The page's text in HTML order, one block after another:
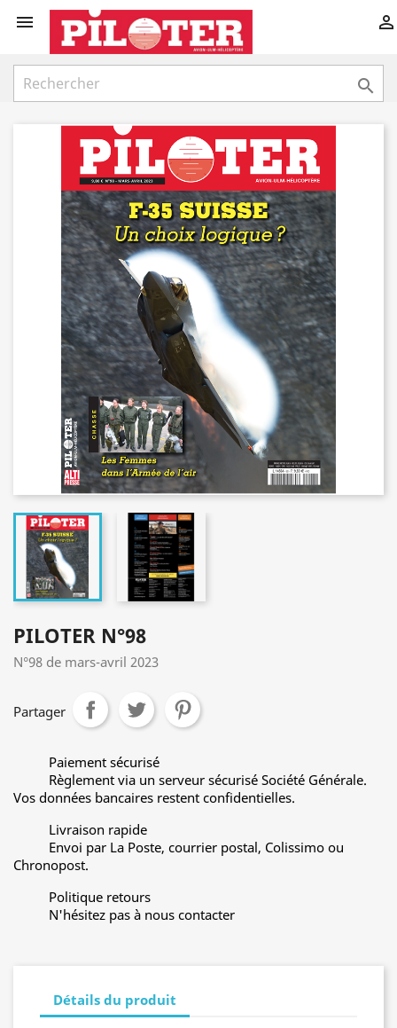
 

PILOTER N°98
N°98 de mars-avril 2023
Partager
Paiement sécurisé
Règlement via un serveur sécurisé Société Générale.
Vos données bancaires restent confidentielles.
Livraison rapide
Envoi par La Poste, courrier postal, Colissimo ou
Chronopost.
Politique retours
N'hésitez pas à nous contacter
Détails du produit